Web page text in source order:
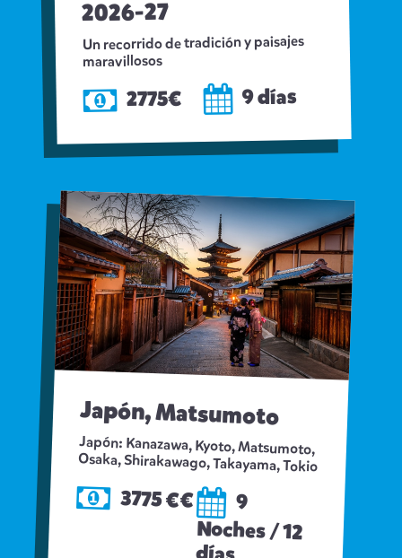
2026-27
Un recorrido de tradición y paisajes
maravillosos
2775€ 9 días
Japón, Matsumoto
Japón: Kanazawa, Kyoto, Matsumoto,
Osaka, Shirakawago, Takayama, Tokio
3775 €€ 9
Noches / 12